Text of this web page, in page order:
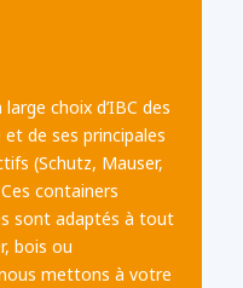
choix d’IBC des
de ses principales
(Schutz, Mauser,
containers
sont adaptés à tout
bois ou
mettons à votre